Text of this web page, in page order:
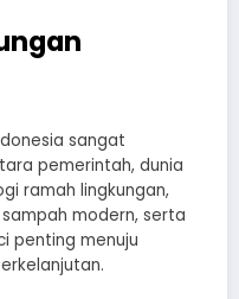
sangat
pemerintah, dunia
ramah lingkungan,
modern, serta
penting menuju